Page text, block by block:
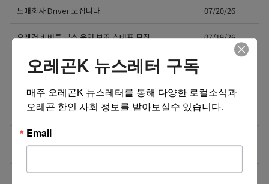
도매회사 Driver 모십니다 07/20/26
오레건 비버튼 부스 운영 보조 스태프 모집 07/19/26
[미국 첫 상륙] K-셀프포토 브랜드 ‘포토그레이’ 가맹점
주 모집
❤️❤️❤️ 마케팅 / 광고 홍보 / 각종 디자인 필요하신 분!
❤️❤️❤️
07/15/26
7월29일(수) 10:00am 오레곤 요양보호사 활동지원사
한국어 오리엔테이션
NE에 위치한 단체 티셔츠 제작 Store에서 구인합니다. 07/13/26
오레곤K 뉴스레터 구독
매주 오레곤K 뉴스레터를 통해 다양한 로컬소식과
오레곤 한인 사회 정보를 받아보실수 있습니다.
Email